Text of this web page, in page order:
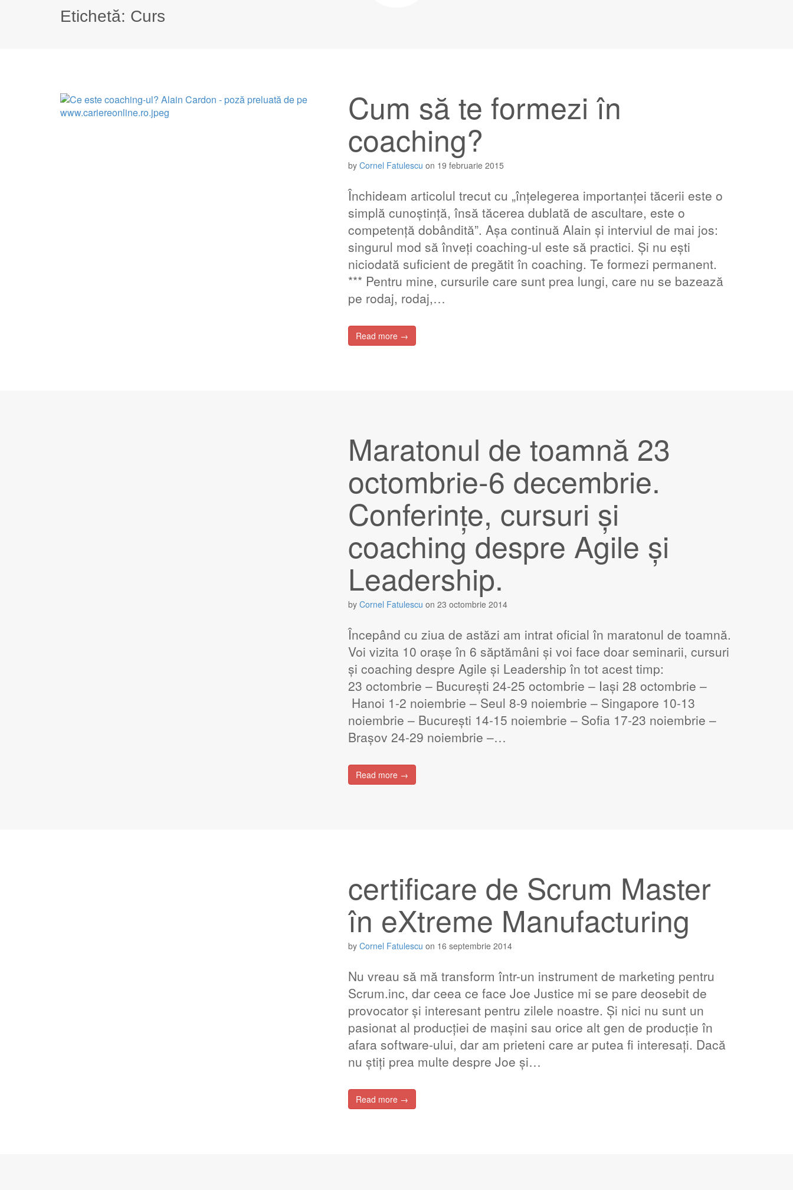
Etichetă: Curs
Cum să te formezi în
coaching?
by Cornel Fatulescu on 19 februarie 2015
Închideam articolul trecut cu „înțelegerea importanței tăcerii este o
simplă cunoștință, însă tăcerea dublată de ascultare, este o
competență dobândită”. Așa continuă Alain și interviul de mai jos:
singurul mod să înveți coaching-ul este să practici. Și nu ești
niciodată suficient de pregătit în coaching. Te formezi permanent.
*** Pentru mine, cursurile care sunt prea lungi, care nu se bazează
pe rodaj, rodaj,…
Read more →
Maratonul de toamnă 23
octombrie-6 decembrie.
Conferințe, cursuri și
coaching despre Agile și
Leadership.
by Cornel Fatulescu on 23 octombrie 2014
Începând cu ziua de astăzi am intrat oficial în maratonul de toamnă.
Voi vizita 10 orașe în 6 săptămâni și voi face doar seminarii, cursuri
și coaching despre Agile și Leadership în tot acest timp:
23 octombrie – București 24-25 octombrie – Iași 28 octombrie –
Hanoi 1-2 noiembrie – Seul 8-9 noiembrie – Singapore 10-13
noiembrie – București 14-15 noiembrie – Sofia 17-23 noiembrie –
Brașov 24-29 noiembrie –…
Read more →
certificare de Scrum Master
în eXtreme Manufacturing
by Cornel Fatulescu on 16 septembrie 2014
Nu vreau să mă transform într-un instrument de marketing pentru
Scrum.inc, dar ceea ce face Joe Justice mi se pare deosebit de
provocator și interesant pentru zilele noastre. Și nici nu sunt un
pasionat al producției de mașini sau orice alt gen de producție în
afara software-ului, dar am prieteni care ar putea fi interesați. Dacă
nu știți prea multe despre Joe și…
Read more →